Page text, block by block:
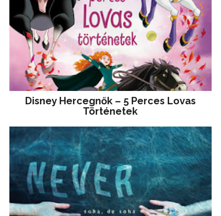
Disney ​Hercegnők – 5 Perces Lovas
Történetek